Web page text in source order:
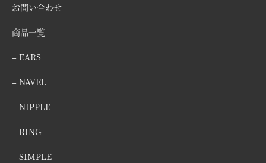
お問い合わせ
商品一覧
– EARS
– NAVEL
– NIPPLE
– RING
– SIMPLE